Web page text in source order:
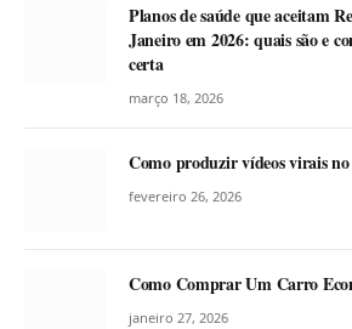
Planos de saúde que aceitam
Janeiro em 2026: quais são e
certa
março 18, 2026
Como produzir vídeos virais
fevereiro 26, 2026
Como Comprar Um Carro
janeiro 27, 2026